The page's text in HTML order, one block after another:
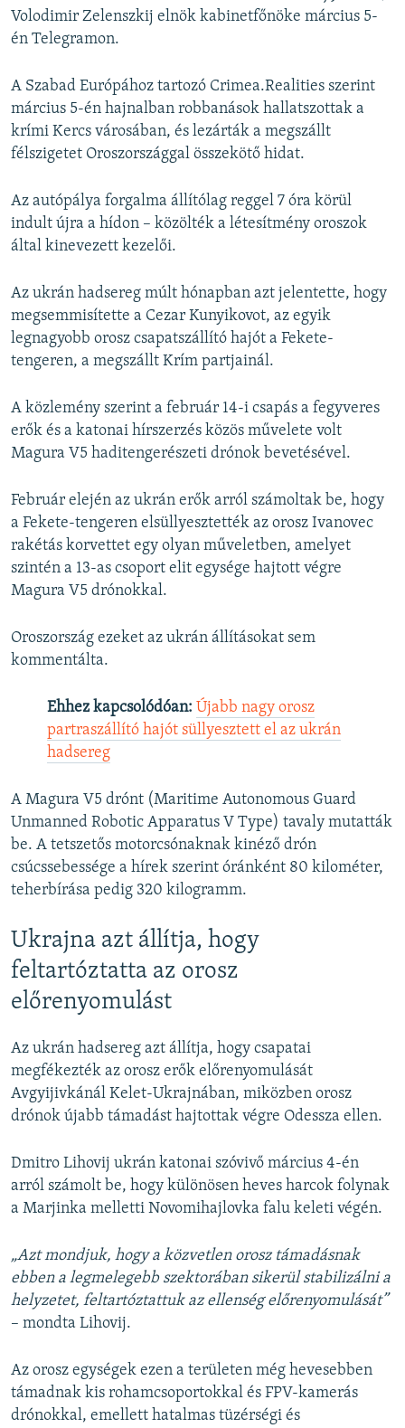
Volodimir Zelenszkij elnök kabinetfőnöke március 5-
én Telegramon.
A Szabad Európához tartozó Crimea.Realities szerint
március 5-én hajnalban robbanások hallatszottak a
krími Kercs városában, és lezárták a megszállt
félszigetet Oroszországgal összekötő hidat.
Az autópálya forgalma állítólag reggel 7 óra körül
indult újra a hídon – közölték a létesítmény oroszok
által kinevezett kezelői.
Az ukrán hadsereg múlt hónapban azt jelentette, hogy
megsemmisítette a Cezar Kunyikovot, az egyik
legnagyobb orosz csapatszállító hajót a Fekete-
tengeren, a megszállt Krím partjainál.
A közlemény szerint a február 14-i csapás a fegyveres
erők és a katonai hírszerzés közös művelete volt
Magura V5 haditengerészeti drónok bevetésével.
Február elején az ukrán erők arról számoltak be, hogy
a Fekete-tengeren elsüllyesztették az orosz Ivanovec
rakétás korvettet egy olyan műveletben, amelyet
szintén a 13-as csoport elit egysége hajtott végre
Magura V5 drónokkal.
Oroszország ezeket az ukrán állításokat sem
kommentálta.
Ehhez kapcsolódóan: Újabb nagy orosz
partraszállító hajót süllyesztett el az ukrán
hadsereg
A Magura V5 drónt (Maritime Autonomous Guard
Unmanned Robotic Apparatus V Type) tavaly mutatták
be. A tetszetős motorcsónaknak kinéző drón
csúcssebessége a hírek szerint óránként 80 kilométer,
teherbírása pedig 320 kilogramm.
Ukrajna azt állítja, hogy
feltartóztatta az orosz
előrenyomulást
Az ukrán hadsereg azt állítja, hogy csapatai
megfékezték az orosz erők előrenyomulását
Avgyijivkánál Kelet-Ukrajnában, miközben orosz
drónok újabb támadást hajtottak végre Odessza ellen.
Dmitro Lihovij ukrán katonai szóvivő március 4-én
arról számolt be, hogy különösen heves harcok folynak
a Marjinka melletti Novomihajlovka falu keleti végén.
„Azt mondjuk, hogy a közvetlen orosz támadásnak
ebben a legmelegebb szektorában sikerül stabilizálni a
helyzetet, feltartóztattuk az ellenség előrenyomulását”
– mondta Lihovij.
Az orosz egységek ezen a területen még hevesebben
támadnak kis rohamcsoportokkal és FPV-kamerás
drónokkal, emellett hatalmas tüzérségi és